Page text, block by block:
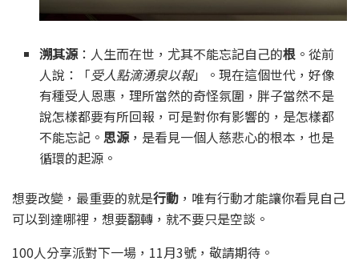
溯其源：人生而在世，尤其不能忘記自己的根 。從前
人說：「受人點滴湧泉以報」。現在這個世代，好像
有種受人恩惠，理所當然的奇怪氛圍，胖子當然不是
說怎樣都要有所回報，可是對你有影響的，是怎樣都
不能忘記。 思源，是看見一個人慈悲心的根本，也是
循環的起源。
想要改變，最重要的就是行動 ，唯有行動才能讓你看見自己
可以到達哪裡，想要翻轉，就不要只是空談。
100人分享派對下一場，11月3號，敬請期待。